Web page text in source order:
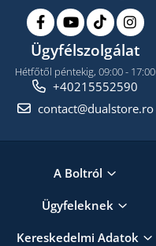
Ügyfélszolgálat
Hétfőtől péntekig, 09:00 - 17:00
+40215552590
contact@dualstore.ro
A Boltról
Ügyfeleknek
Kereskedelmi Adatok